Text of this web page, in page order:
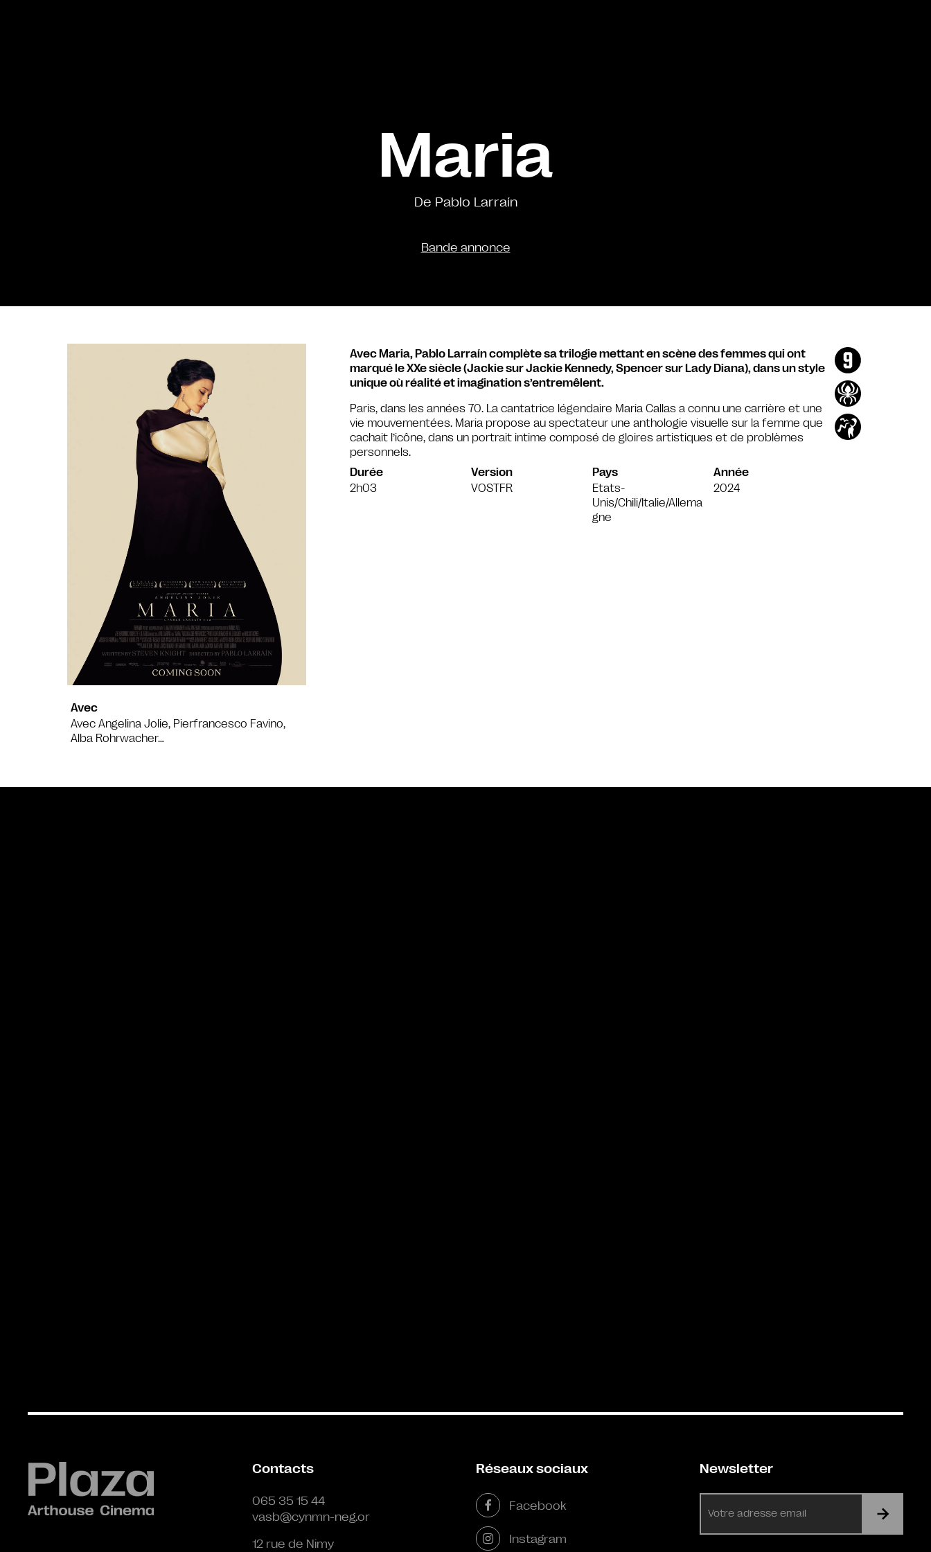
Maria
De Pablo Larraín
Bande annonce
Avec
Avec Angelina Jolie, Pierfrancesco Favino,
Alba Rohrwacher…
Avec Maria, Pablo Larraín complète sa trilogie mettant en scène des femmes qui ont
marqué le XXe siècle (Jackie sur Jackie Kennedy, Spencer sur Lady Diana), dans un style
unique où réalité et imagination s’entremêlent.
Paris, dans les années 70. La cantatrice légendaire Maria Callas a connu une carrière et une
vie mouvementées. Maria propose au spectateur une anthologie visuelle sur la femme que
cachait l’icône, dans un portrait intime composé de gloires artistiques et de problèmes
personnels.
Durée
2h03
Version
VOSTFR
Pays
Etats-
Unis/Chili/Italie/Allema
gne
Année
2024
Contacts
065 35 15 44
vasb@cynmn-neg.or
12 rue de Nimy
Réseaux sociaux
Facebook
Instagram
Newsletter
mail